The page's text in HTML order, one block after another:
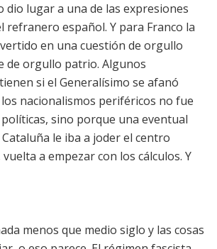
dio lugar a una de las expresiones
refranero español. Y para Franco la
en una cuestión de orgullo
de orgullo patrio. Algunos
si el Generalísimo se afanó
nacionalismos periféricos no fue
sino porque una eventual
le iba a joder el centro
a empezar con los cálculos. Y
menos que medio siglo y las cosas